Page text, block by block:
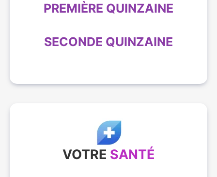
PREMIÈRE QUINZAINE
SECONDE QUINZAINE
VOTRE SANTÉ